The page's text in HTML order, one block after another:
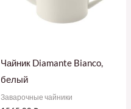
Чайник Diamante Bianco,
белый
Заварочные чайники